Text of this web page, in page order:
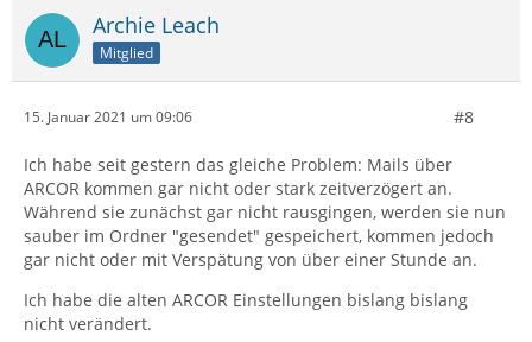
Archie Leach
Mitglied
15. Januar 2021 um 09:06 #8
Ich habe seit gestern das gleiche Problem: Mails über
ARCOR kommen gar nicht oder stark zeitverzögert an.
Während sie zunächst gar nicht rausgingen, werden sie nun
sauber im Ordner "gesendet" gespeichert, kommen jedoch
gar nicht oder mit Verspätung von über einer Stunde an.
Ich habe die alten ARCOR Einstellungen bislang bislang
nicht verändert.